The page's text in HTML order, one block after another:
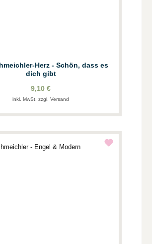
Herz - Schön, dass es
dich gibt
9,10 €
inkl. MwSt. zzgl. Versand